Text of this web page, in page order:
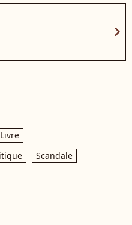
chevron_right
Livre
Scandale